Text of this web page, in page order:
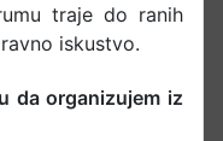
traje do ranih
iskustvo.​
da organizujem iz